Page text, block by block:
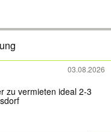
03.08.2026
zu vermieten ideal 2-3